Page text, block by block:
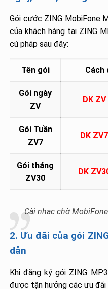
Gói cước ZING MobiFone
của khách hàng tại ZING
cú pháp sau đây:
Tên gói Cách
Gói ngày
ZV
DK ZV
Gói Tuần
ZV7
DK ZV7
Gói tháng
ZV30
DK
Cài nhạc chờ MobiFone
2. Ưu đãi của gói
dẫn
Khi đăng ký gói ZING
được tận hưởng các ưu đãi